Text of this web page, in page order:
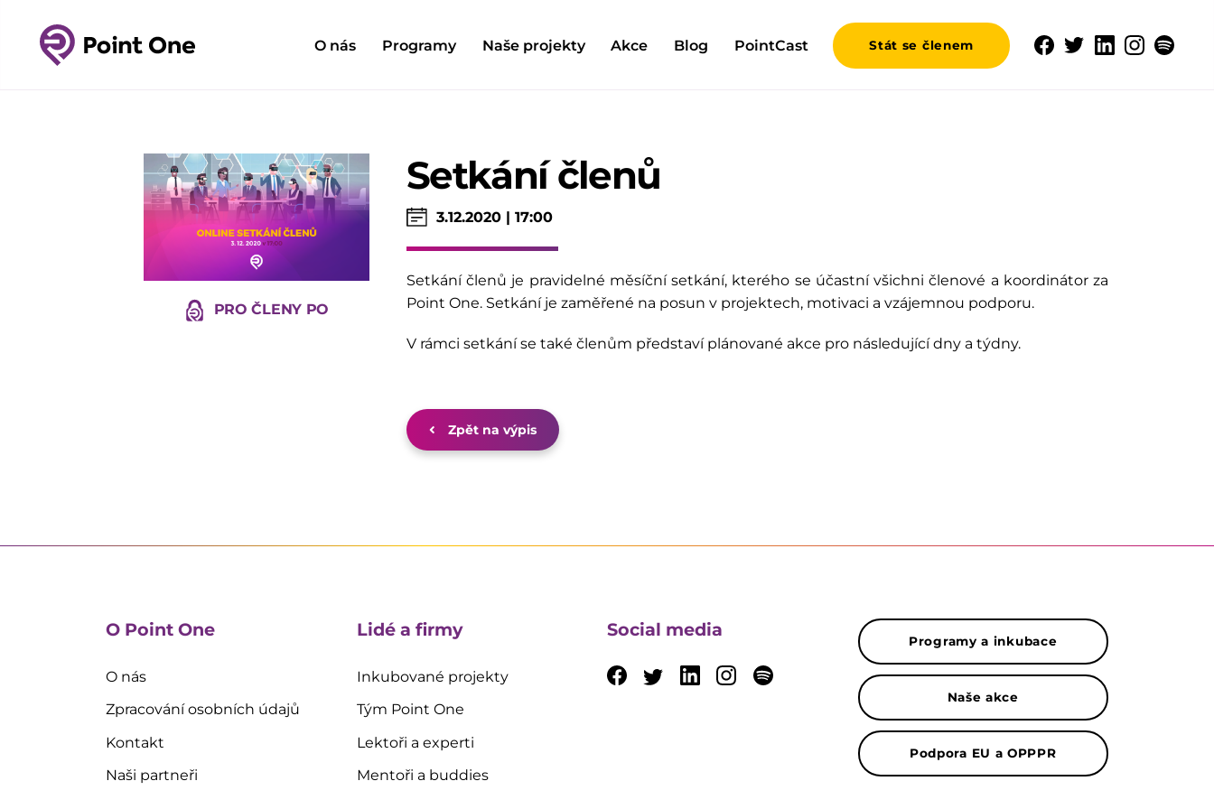
O nás Programy Naše projekty Akce Blog PointCast Stát se členem
PRO ČLENY PO
Setkání členů
3.12.2020 | 17:00
Setkání členů je pravidelné měsíční setkání, kterého se účastní všichni členové a koordinátor za
Point One. Setkání je zaměřené na posun v projektech, motivaci a vzájemnou podporu.
V rámci setkání se také členům představí plánované akce pro následující dny a týdny.
Zpět na výpis
O Point One
O nás
Zpracování osobních údajů
Kontakt
Naši partneři
Lidé a firmy
Inkubované projekty
Tým Point One
Lektoři a experti
Mentoři a buddies
Social media
Programy a inkubace
Naše akce
Podpora EU a OPPPR